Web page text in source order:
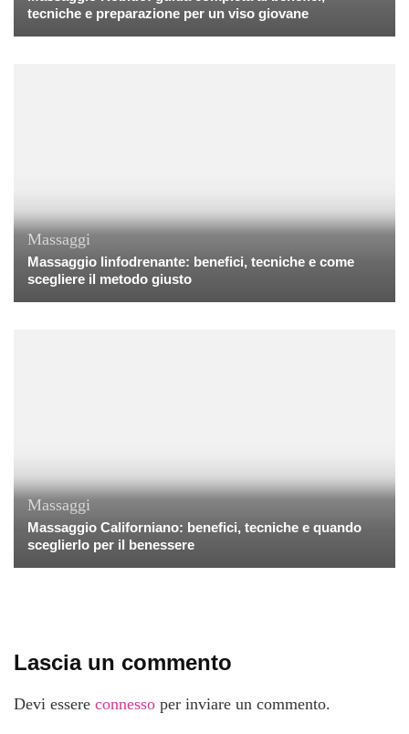
tecniche e preparazione per un viso giovane
Massaggi
Massaggio linfodrenante: benefici, tecniche e come
scegliere il metodo giusto
Massaggi
Massaggio Californiano: benefici, tecniche e quando
sceglierlo per il benessere
Lascia un commento
Devi essere connesso per inviare un commento.